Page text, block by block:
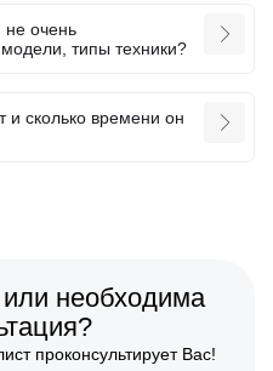
не очень
типы техники?
и сколько времени он
необходима
проконсультирует Вас!